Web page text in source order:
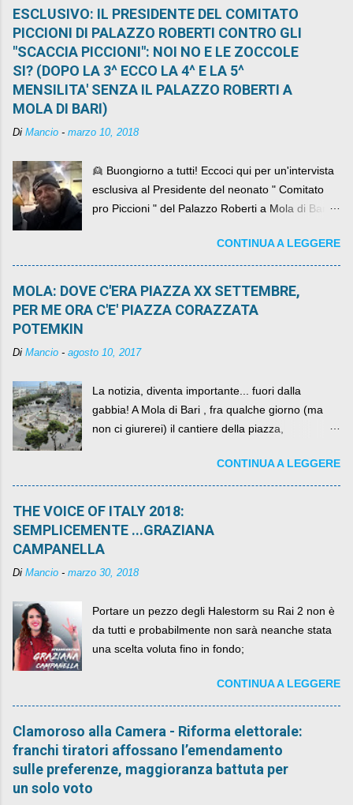
ESCLUSIVO: IL PRESIDENTE DEL COMITATO
PICCIONI DI PALAZZO ROBERTI CONTRO GLI
"SCACCIA PICCIONI": NOI NO E LE ZOCCOLE
SI? (DOPO LA 3^ ECCO LA 4^ E LA 5^
MENSILITA' SENZA IL PALAZZO ROBERTI A
MOLA DI BARI)
Di Mancio - marzo 10, 2018
👱 Buongiorno a tutti! Eccoci qui per un'intervista
esclusiva al Presidente del neonato " Comitato
pro Piccioni " del Palazzo Roberti a Mola di Bari ,
come definirlo... signor?....CONTINUA A LEGGERE
MOLA: DOVE C'ERA PIAZZA XX SETTEMBRE,
PER ME ORA C'E' PIAZZA CORAZZATA
POTEMKIN
Di Mancio - agosto 10, 2017
La notizia, diventa importante... fuori dalla
gabbia! A Mola di Bari , fra qualche giorno (ma
non ci giurerei) il cantiere della piazza,
per un numero esorbitante di mesi, non ci sarà
più. C'era una volta Piazza XX Settembre ,
CONTINUA A LEGGERE
THE VOICE OF ITALY 2018:
SEMPLICEMENTE ...GRAZIANA
CAMPANELLA
Di Mancio - marzo 30, 2018
Portare un pezzo degli Halestorm su Rai 2 non è
da tutti e probabilmente non sarà neanche stata
una scelta voluta fino in fondo;
CONTINUA A LEGGERE
Clamoroso alla Camera - Riforma elettorale:
franchi tiratori affossano l’emendamento
sulle preferenze, maggioranza battuta per
un solo voto